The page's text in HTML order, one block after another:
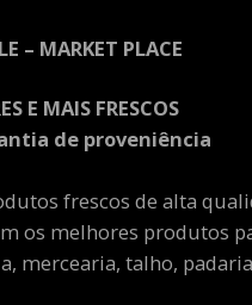
– MARKET PLACE
E MAIS FRESCOS
de proveniência
frescos de alta
os melhores produtos
mercearia, talho,